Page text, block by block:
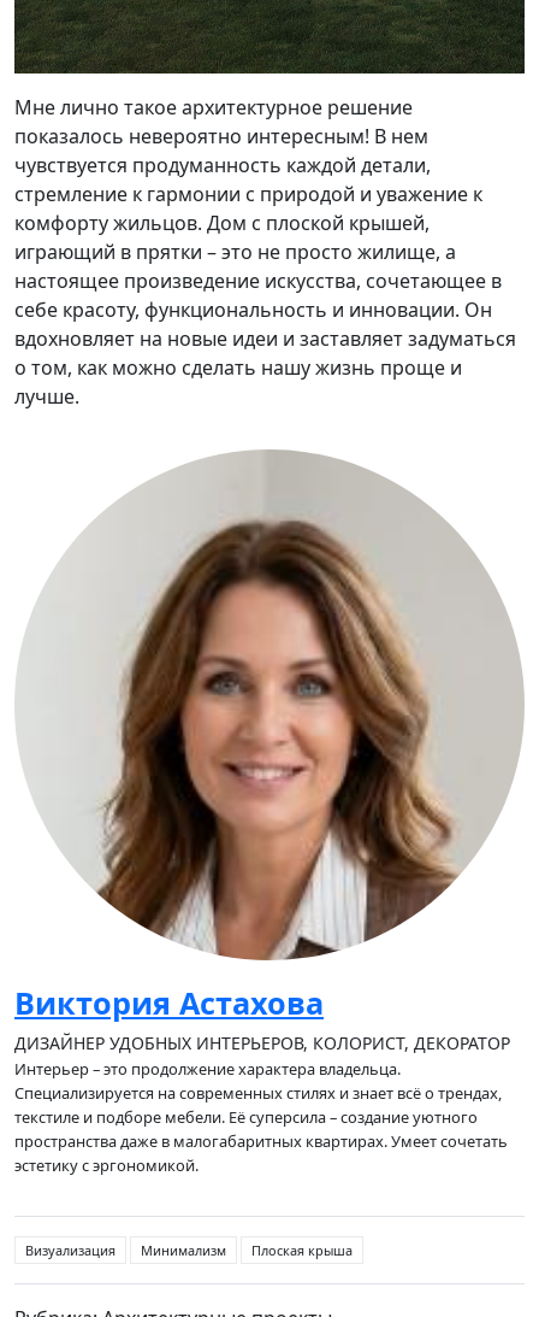
Мне лично такое архитектурное решение
показалось невероятно интересным! В нем
чувствуется продуманность каждой детали,
стремление к гармонии с природой и уважение к
комфорту жильцов. Дом с плоской крышей,
играющий в прятки – это не просто жилище, а
настоящее произведение искусства, сочетающее в
себе красоту, функциональность и инновации. Он
вдохновляет на новые идеи и заставляет задуматься
о том, как можно сделать нашу жизнь проще и
лучше.
Виктория Астахова
ДИЗАЙНЕР УДОБНЫХ ИНТЕРЬЕРОВ, КОЛОРИСТ, ДЕКОРАТОР
Интерьер – это продолжение характера владельца.
Специализируется на современных стилях и знает всё о трендах,
текстиле и подборе мебели. Её суперсила – создание уютного
пространства даже в малогабаритных квартирах. Умеет сочетать
эстетику с эргономикой.
Визуализация Минимализм Плоская крыша